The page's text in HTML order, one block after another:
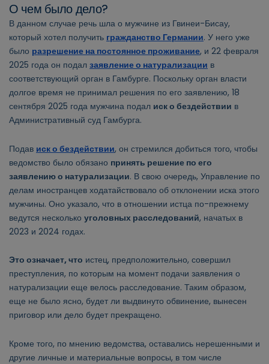
О чем было дело?
В данном случае речь шла о мужчине из Гвинеи-Бисау,
который хотел получить гражданство Германии. У него уже
было разрешение на постоянное проживание, и 22 февраля
2025 года он подал заявление о натурализации в
соответствующий орган в Гамбурге. Поскольку орган власти
долгое время не принимал решения по его заявлению, 18
сентября 2025 года мужчина подал иск о бездействии в
Административный суд Гамбурга.
Подав иск о бездействии, он стремился добиться того, чтобы
ведомство было обязано принять решение по его
заявлению о натурализации. В свою очередь, Управление по
делам иностранцев ходатайствовало об отклонении иска этого
мужчины. Оно указало, что в отношении истца по-прежнему
ведутся несколько уголовных расследований, начатых в
2023 и 2024 годах.
Это означает, что истец, предположительно, совершил
преступления, по которым на момент подачи заявления о
натурализации еще велось расследование. Таким образом,
еще не было ясно, будет ли выдвинуто обвинение, вынесен
приговор или дело будет прекращено.
Кроме того, по мнению ведомства, оставались нерешенными и
другие личные и материальные вопросы, в том числе